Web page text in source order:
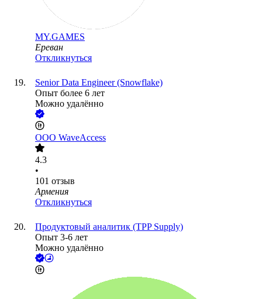
MY.GAMES
Ереван
Откликнуться
Senior Data Engineer (Snowflake)
Опыт более 6 лет
Можно удалённо
ООО WaveAccess
4.3
•
101 отзыв
Армения
Откликнуться
Продуктовый аналитик (TPP Supply)
Опыт 3-6 лет
Можно удалённо